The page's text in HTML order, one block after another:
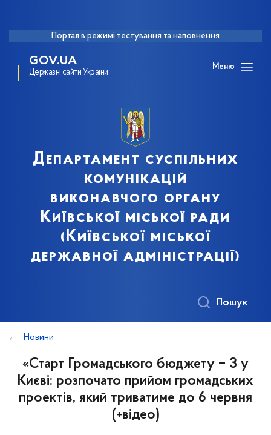
Портал в режимі тестування та наповнення
GOV.UA
Державні сайти України
Меню
Департамент суспільних
комунікацій
виконавчого органу
Київської міської ради
(Київської міської
державної адміністрації)
Пошук
Новини
«Старт Громадського бюджету ‒ 3 у
Києві: розпочато прийом громадських
проектів, який триватиме до 6 червня
(+відео)